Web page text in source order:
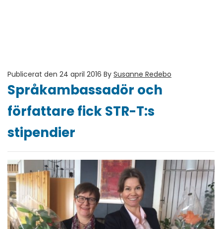
Publicerat den 24 april 2016 By Susanne Redebo
Språkambassadör och
författare fick STR-T:s
stipendier